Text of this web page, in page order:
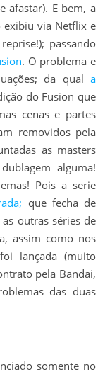
afastar). E bem, a
exibiu via Netflix e
passando
. O problema e
da qual a
do Fusion que
cenas e partes
removidos pela
as masters
alguma!
Pois a serie
que fecha de
outras séries de
assim como nos
lançada (muito
pela Bandai,
das duas
somente no